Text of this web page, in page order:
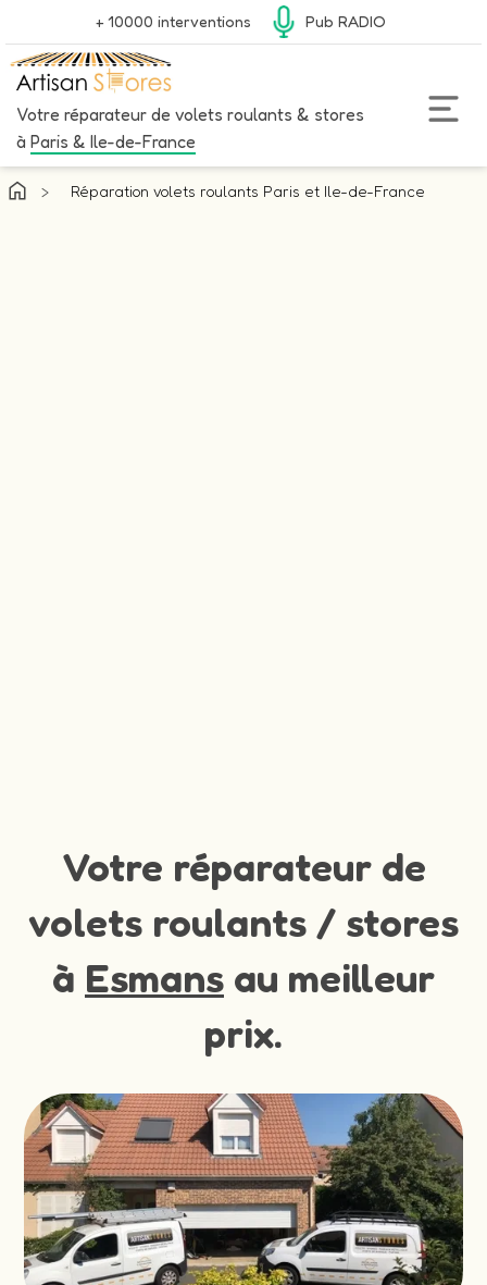
+ 10000 interventions Pub RADIO
Votre réparateur de volets roulants & stores
à Paris & Ile-de-France
> Réparation volets roulants Paris et Ile-de-France
Votre réparateur de
volets roulants / stores
à Esmans au meilleur
prix.